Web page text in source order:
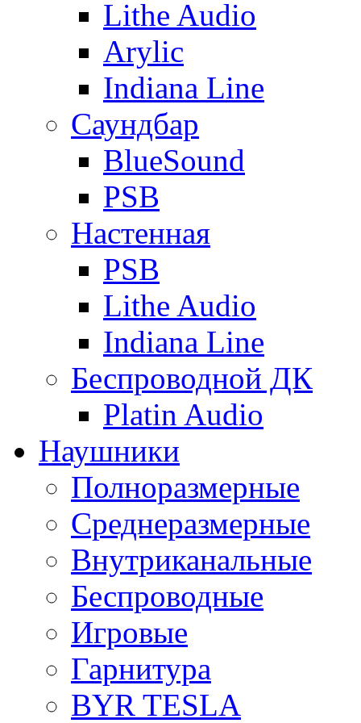
Lithe Audio
Arylic
Indiana Line
Саундбар
BlueSound
PSB
Настенная
PSB
Lithe Audio
Indiana Line
Беспроводной ДК
Platin Audio
Наушники
Полноразмерные
Среднеразмерные
Внутриканальные
Беспроводные
Игровые
Гарнитура
BYR TESLA